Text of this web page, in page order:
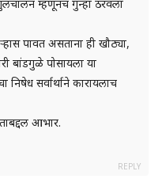
म्हणूनच गुन्हा ठरवला
पावत असताना ही खौठ्या,
बांडगुळे पोसायला या
निषेध सर्वार्थाने कारायलाच
आभार.
REPLY